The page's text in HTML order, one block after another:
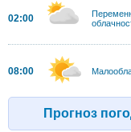
02:00
08:00
Прогноз